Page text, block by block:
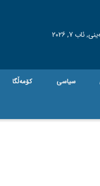
ئاب 7, 2026
سیاسی کۆمەڵگا